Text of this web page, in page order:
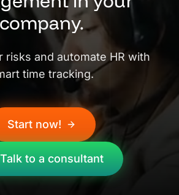
company.
risks and automate HR with
time tracking.
Start now!
Talk to a consultant